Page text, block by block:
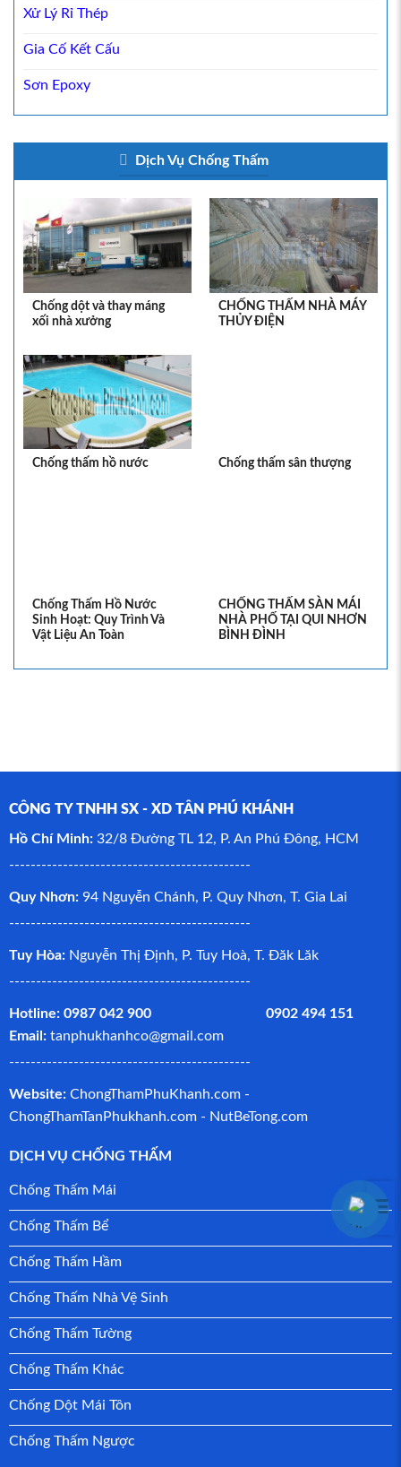
☰
Xử Lý Rỉ Thép
Gia Cố Kết Cấu
Sơn Epoxy
Dịch Vụ Chống Thấm
Chống dột và thay máng
xối nhà xưởng
CHỐNG THẤM NHÀ MÁY
THỦY ĐIỆN
Chống thấm hồ nước Chống thấm sân thượng
Chống Thấm Hồ Nước
Sinh Hoạt: Quy Trình Và
Vật Liệu An Toàn
CHỐNG THẤM SÀN MÁI
NHÀ PHỐ TẠI QUI NHƠN
BÌNH ĐÌNH
CÔNG TY TNHH SX - XD TÂN PHÚ KHÁNH
Hồ Chí Minh: 32/8 Đường TL 12, P. An Phú Đông, HCM
---------------------------------------------
Quy Nhơn: 94 Nguyễn Chánh, P. Quy Nhơn, T. Gia Lai
---------------------------------------------
Tuy Hòa: Nguyễn Thị Định, P. Tuy Hoà, T. Đăk Lăk
---------------------------------------------
Hotline: 0987 042 900 0902 494 151
Email: tanphukhanhco@gmail.com
---------------------------------------------
Website: ChongThamPhuKhanh.com -
ChongThamTanPhukhanh.com- NutBeTong.com
DỊCH VỤ CHỐNG THẤM
Chống Thấm Mái
Chống Thấm Bể
Chống Thấm Hầm
Chống Thấm Nhà Vệ Sinh
Chống Thấm Tường
Chống Thấm Khác
Chống Dột Mái Tôn
Chống Thấm Ngược